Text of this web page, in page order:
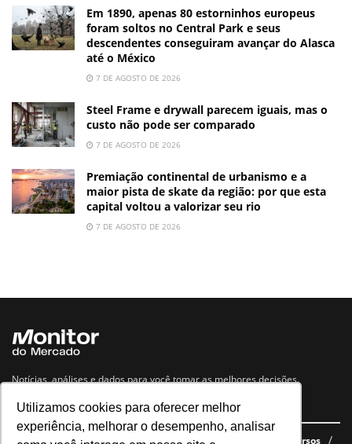
Utilizamos cookies para oferecer melhor
experiência, melhorar o desempenho, analisar
Em 1890, apenas 80 estorninhos europeus
foram soltos no Central Park e seus
descendentes conseguiram avançar do Alasca
até o México
7 DE AGOSTO DE 2026
Steel Frame e drywall parecem iguais, mas o
custo não pode ser comparado
7 DE AGOSTO DE 2026
Premiação continental de urbanismo e a
maior pista de skate da região: por que esta
capital voltou a valorizar seu rio
7 DE AGOSTO DE 2026
Notícias, análises e dados para você tomar as melhores decisões.
Navegue no site
Últimas notícias Quem somos E-books gratuitos Cursos